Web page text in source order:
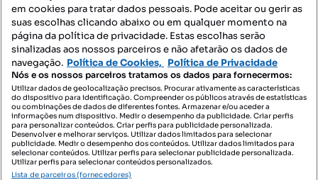
575 000 €4457,36 €/m²
Apartamento T3 Com Terraço no Brito Living
Praia de Brito - São Félix da Marinha, São Félix da Marinha, Vila Nova de Gaia, Porto
Tipologia
T3
Preço por metro quadrado
129 m²
Andar 2 andar
Paulo Sérgio Propriedades Lda
Profissional
em cookies para tratar dados pessoais. Pode aceitar ou gerir as
suas escolhas clicando abaixo ou em qualquer momento na
página da política de privacidade. Estas escolhas serão
sinalizadas aos nossos parceiros e não afetarão os dados de
navegação. Política de Cookies, Política de Privacidade
Nós e os nossos parceiros tratamos os dados para fornecermos:
Utilizar dados de geolocalização precisos. Procurar ativamente as características
do dispositivo para identificação. Compreender os públicos através de estatísticas
ou combinações de dados de diferentes fontes. Armazenar e/ou aceder a
informações num dispositivo. Medir o desempenho da publicidade. Criar perfis
para personalizar conteúdos. Criar perfis para publicidade personalizada.
Desenvolver e melhorar serviços. Utilizar dados limitados para selecionar
publicidade. Medir o desempenho dos conteúdos. Utilizar dados limitados para
selecionar conteúdos. Utilizar perfis para selecionar publicidade personalizada.
Utilizar perfis para selecionar conteúdos personalizados.
Lista de parceiros (fornecedores)